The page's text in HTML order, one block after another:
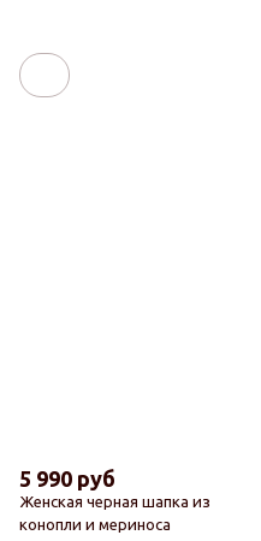
Новинка
Женская черная шапка из
конопли и мериноса
5 990 руб